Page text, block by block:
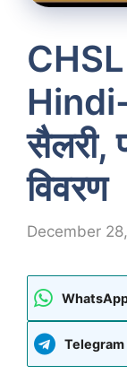
Hindi-
सैलरी,
विवरण
December